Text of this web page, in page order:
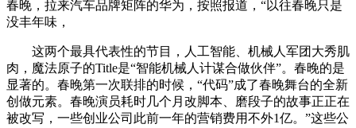
春晚，拉来汽车品牌矩阵的华为，按照报道，“以往春晚只是
没丰年味，
这两个最具代表性的节目，人工智能、机械人军团大秀肌
肉，魔法原子的Title是“智能机械人计谋合做伙伴”。春晚的是
显著的。春晚第一次联排的时候，“代码”成了春晚舞台的全新
创做元素。春晚演员耗时几个月改脚本、磨段子的故事正正在
被改写，一些创业公司此前一年的营销费用不外1亿。”这些公